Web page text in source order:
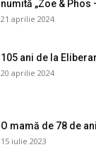
numită „Zoe & Phos
21 aprilie 2024
105 ani de la
20 aprilie 2024
O mamă de 78 de
15 iulie 2023